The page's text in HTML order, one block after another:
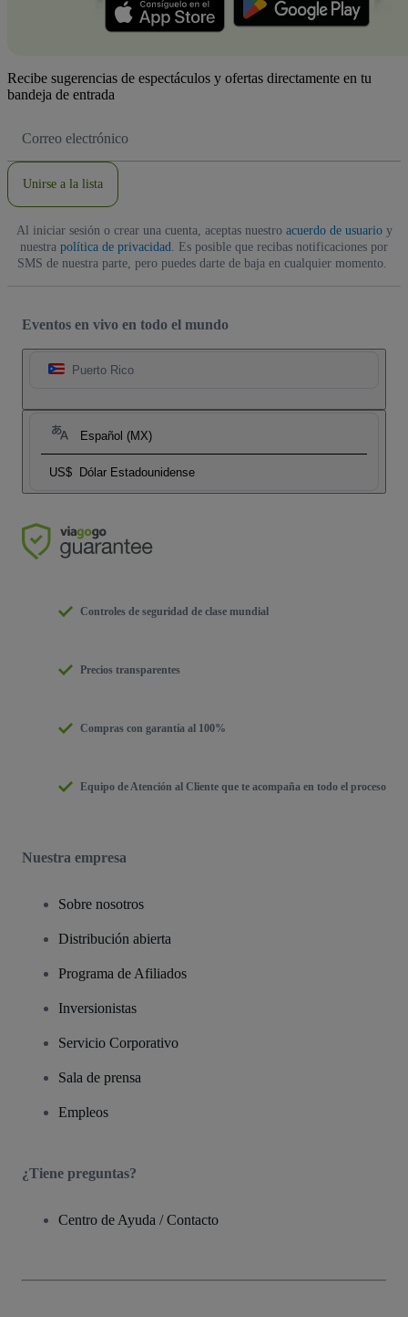
Recibe sugerencias de espectáculos y ofertas directamente en tu
bandeja de entrada
de
Unirse a la lista
Al iniciar sesión o crear una cuenta, aceptas nuestro acuerdo de usuarioy
nuestra política de privacidad
. Es posible que recibas notificaciones por
SMS de nuestra parte, pero puedes darte de baja en cualquier momento.
Eventos en vivo en todo el mundo
Puerto Rico
Español (MX)
US$ Dólar Estadounidense
Controles de seguridad de clase mundial
Precios transparentes
Compras con garantía al 100%
Equipo de Atención al Cliente que te acompaña en todo el proceso
Nuestra empresa
Sobre nosotros
Distribución abierta
Programa de Afiliados
Inversionistas
Servicio Corporativo
Sala de prensa
Empleos
¿Tiene preguntas?
Centro de Ayuda / Contacto